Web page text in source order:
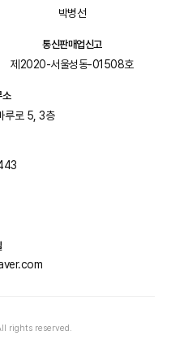
박병선
통신판매업신고
제2020-서울성동-01508호
소
루로 5, 3층
rights reserved.